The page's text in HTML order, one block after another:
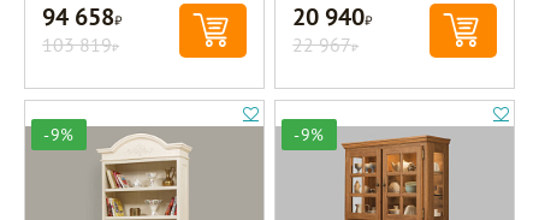
94 658Р
103 819Р
20 940Р
22 967Р
-9% -9%